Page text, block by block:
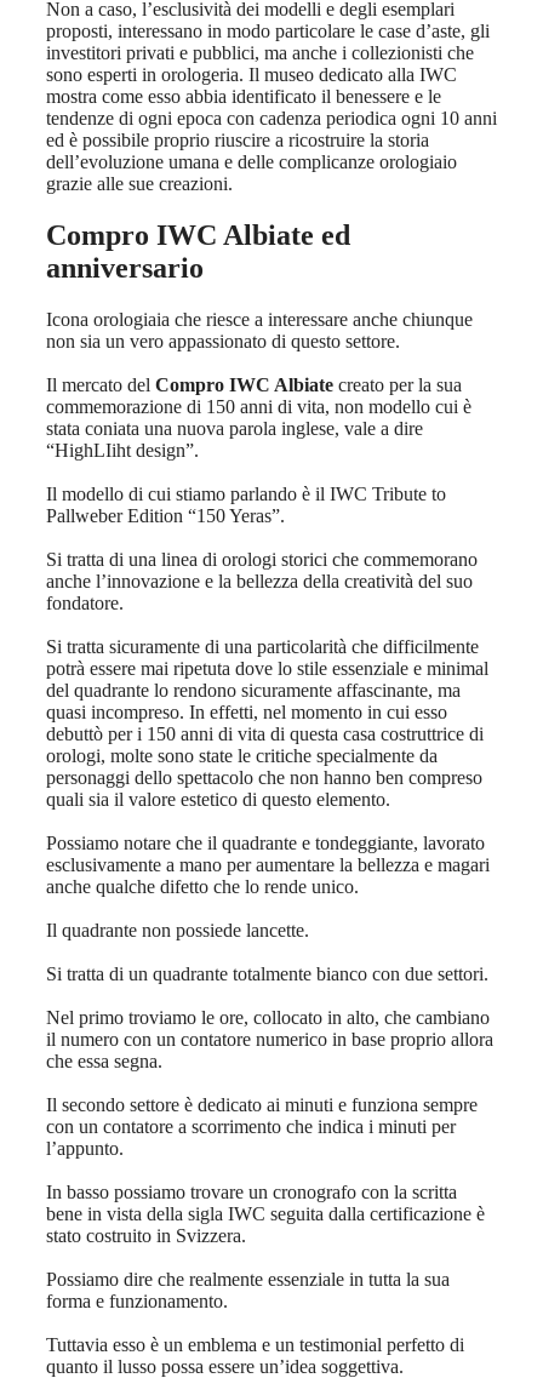
Non a caso, l’esclusività dei modelli e degli esemplari
proposti, interessano in modo particolare le case d’aste, gli
investitori privati e pubblici, ma anche i collezionisti che
sono esperti in orologeria. Il museo dedicato alla IWC
mostra come esso abbia identificato il benessere e le
tendenze di ogni epoca con cadenza periodica ogni 10 anni
ed è possibile proprio riuscire a ricostruire la storia
dell’evoluzione umana e delle complicanze orologiaio
grazie alle sue creazioni.
Compro IWC Albiate ed
anniversario
Icona orologiaia che riesce a interessare anche chiunque
non sia un vero appassionato di questo settore.
Il mercato del Compro IWC Albiate creato per la sua
commemorazione di 150 anni di vita, non modello cui è
stata coniata una nuova parola inglese, vale a dire
“HighLIiht design”.
Il modello di cui stiamo parlando è il IWC Tribute to
Pallweber Edition “150 Yeras”.
Si tratta di una linea di orologi storici che commemorano
anche l’innovazione e la bellezza della creatività del suo
fondatore.
Si tratta sicuramente di una particolarità che difficilmente
potrà essere mai ripetuta dove lo stile essenziale e minimal
del quadrante lo rendono sicuramente affascinante, ma
quasi incompreso. In effetti, nel momento in cui esso
debuttò per i 150 anni di vita di questa casa costruttrice di
orologi, molte sono state le critiche specialmente da
personaggi dello spettacolo che non hanno ben compreso
quali sia il valore estetico di questo elemento.
Possiamo notare che il quadrante e tondeggiante, lavorato
esclusivamente a mano per aumentare la bellezza e magari
anche qualche difetto che lo rende unico.
Il quadrante non possiede lancette.
Si tratta di un quadrante totalmente bianco con due settori.
Nel primo troviamo le ore, collocato in alto, che cambiano
il numero con un contatore numerico in base proprio allora
che essa segna.
Il secondo settore è dedicato ai minuti e funziona sempre
con un contatore a scorrimento che indica i minuti per
l’appunto.
In basso possiamo trovare un cronografo con la scritta
bene in vista della sigla IWC seguita dalla certificazione è
stato costruito in Svizzera.
Possiamo dire che realmente essenziale in tutta la sua
forma e funzionamento.
Tuttavia esso è un emblema e un testimonial perfetto di
quanto il lusso possa essere un’idea soggettiva.